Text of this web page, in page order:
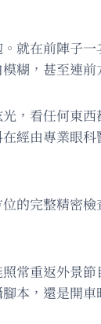
就在前陣子
糊，甚至連
，看任何東
經由專業眼
的完整精密
常重返外景
本，還是開